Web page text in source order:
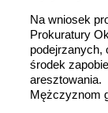
Na wniosek
Prokuratury
podejrzanych,
środek
aresztowania.
Mężczyznom